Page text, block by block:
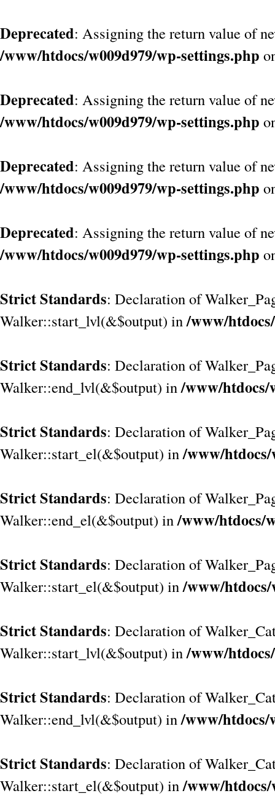
Deprecated: Assigning the return value of
/www/htdocs/w009d979/wp-settings.php
Deprecated: Assigning the return value of
/www/htdocs/w009d979/wp-settings.php
Deprecated: Assigning the return value of
/www/htdocs/w009d979/wp-settings.php
Deprecated: Assigning the return value of
/www/htdocs/w009d979/wp-settings.php
Strict Standards: Declaration of
Walker::start_lvl(&$output) in/www/
Strict Standards: Declaration of
Walker::end_lvl(&$output) in/www/htdocs/
Strict Standards: Declaration of
Walker::start_el(&$output) in/www/htdocs/
Strict Standards: Declaration of
Walker::end_el(&$output) in/www/htdocs/
Strict Standards: Declaration of
Walker::start_el(&$output) in/www/htdocs/
Strict Standards: Declaration of
Walker::start_lvl(&$output) in/www/
Strict Standards: Declaration of
Walker::end_lvl(&$output) in/www/htdocs/
Strict Standards: Declaration of
Walker::start_el(&$output) in/www/htdocs/